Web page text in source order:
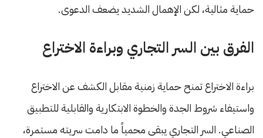
حماية مثالية، لكن الإهمال الشديد يضعف الدعوى.
الفرق بين السر التجاري وبراءة الاختراع
براءة الاختراع تمنح حماية زمنية مقابل الكشف عن الاختراع
واستيفاء شروط الجدة والخطوة الابتكارية والقابلية للتطبيق
الصناعي. السر التجاري يبقى محمياً ما دامت سريته مستمرة،